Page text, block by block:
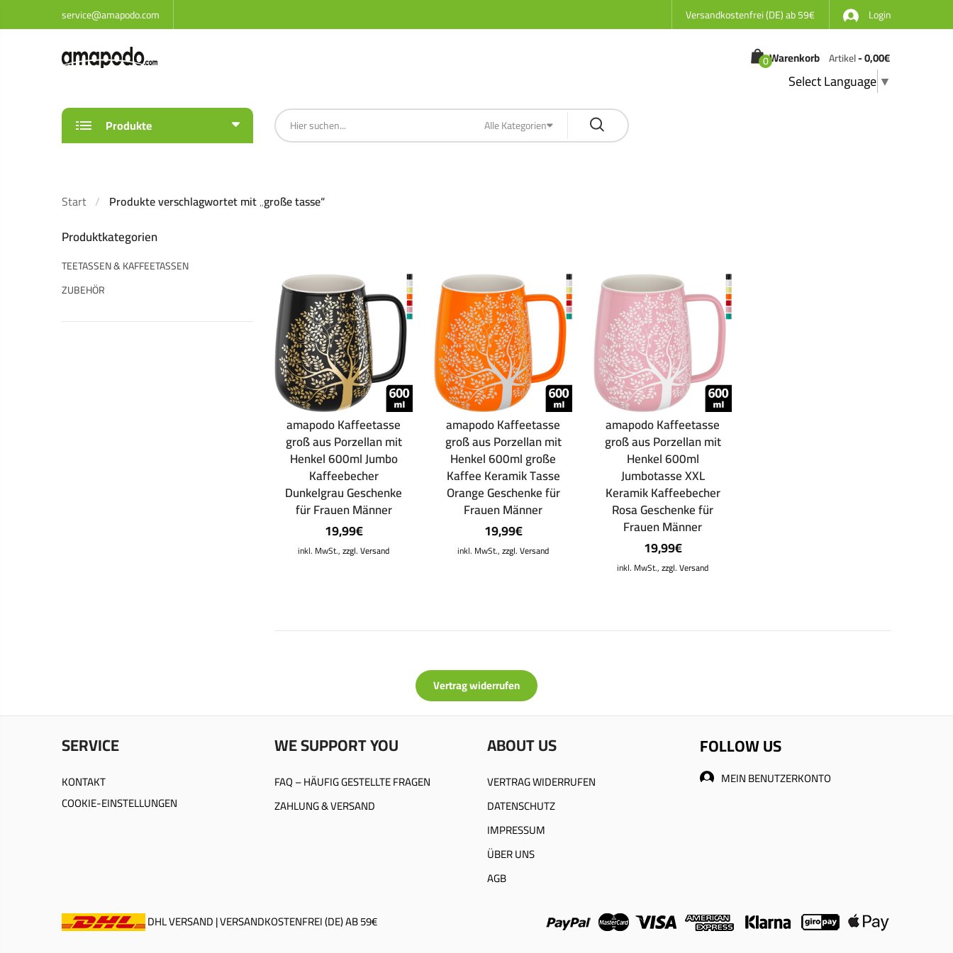
service@amapodo.com Versandkostenfrei (DE) ab 59€ Login
Warenkorb
0 Artikel-0,00€
Select Language ▼
Produkte Alle Kategorien
Start Produkte verschlagwortet mit „große tasse“
amapodo Kaffeetasse
groß aus Porzellan mit
Henkel 600ml Jumbo
Kaffeebecher
Dunkelgrau Geschenke
für Frauen Männer
19,99€
inkl. MwSt.,zzgl. Versand
amapodo Kaffeetasse
groß aus Porzellan mit
Henkel 600ml große
Kaffee Keramik Tasse
Orange Geschenke für
Frauen Männer
19,99€
inkl. MwSt.,zzgl. Versand
amapodo Kaffeetasse
groß aus Porzellan mit
Henkel 600ml
Jumbotasse XXL
Keramik Kaffeebecher
Rosa Geschenke für
Frauen Männer
19,99€
inkl. MwSt.,zzgl. Versand
Produktkategorien
TEETASSEN & KAFFEETASSEN
ZUBEHÖR
Vertrag widerrufen
SERVICE
KONTAKT
COOKIE-EINSTELLUNGEN
WE SUPPORT YOU
FAQ – HÄUFIG GESTELLTE FRAGEN
ZAHLUNG & VERSAND
ABOUT US
VERTRAG WIDERRUFEN
DATENSCHUTZ
IMPRESSUM
ÜBER UNS
AGB
FOLLOW US
MEIN BENUTZERKONTO
DHL VERSAND | VERSANDKOSTENFREI (DE) AB 59€